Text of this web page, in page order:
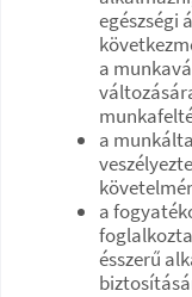
egészségi
a
a
a
ésszerű